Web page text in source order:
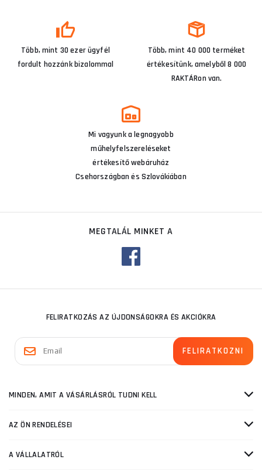
Több, mint 30 ezer ügyfél
fordult hozzánk bizalommal
Több, mint 40 000 terméket
értékesítünk, amelyből 8 000
RAKTÁRon van.
Mi vagyunk a legnagyobb
műhelyfelszereléseket
értékesítő webáruház
Csehországban és Szlovákiában
MEGTALÁL MINKET A
FELIRATKOZÁS AZ ÚJDONSÁGOKRA ÉS AKCIÓKRA
MINDEN, AMIT A VÁSÁRLÁSRÓL TUDNI KELL
AZ ÖN RENDELÉSEI
A VÁLLALATRÓL